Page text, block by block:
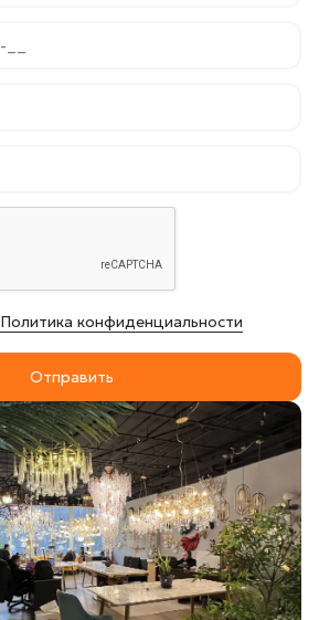
Политика конфиденциальности
Отправить